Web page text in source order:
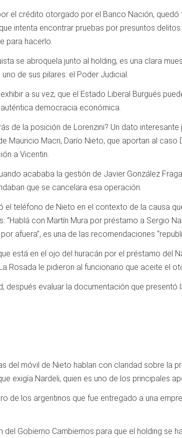
el crédito otorgado por el Banco Nación,
intenta encontrar pruebas por presuntos
para hacerlo.
se abroquela junto al holding, es una clara
de sus pilares: el Poder Judicial.
a su vez, que el Estado Liberal Burgués
democracia económica.
de la posición de Lorenzini? Un dato
Mauricio Macri, Darío Nieto, que aportan al caso
a Vicentin.
acababa la gestión de Javier González
que se cancelara esa operación.
el teléfono de Nieto en el contexto de la causa
con Martín Mura por préstamo a Sergio
afuera”, es una de las recomendaciones
está en el ojo del huracán por el préstamo del
Rosada le pidieron al funcionario que aceite el
después evaluar la documentación que presentó
del móvil de Nieto hablan con claridad sobre la
exigía Nardeli, quien es uno de los principales
de los argentinos que fue entregado a una
del Gobierno Cambiemos para que el holding se